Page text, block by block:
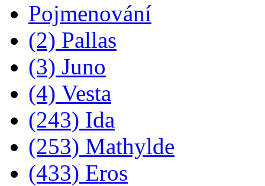
Pojmenování
(2) Pallas
(3) Juno
(4) Vesta
(243) Ida
(253) Mathylde
(433) Eros